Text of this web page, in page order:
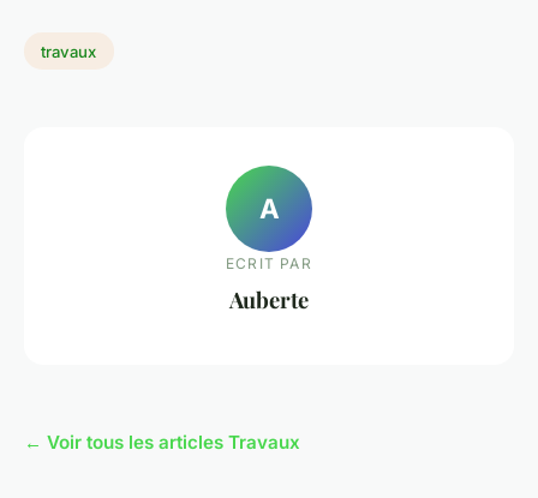
travaux
A
ECRIT PAR
Auberte
← Voir tous les articles Travaux